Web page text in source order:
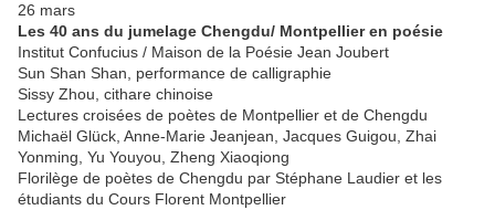
26 mars
Les 40 ans du jumelage Chengdu/ Montpellier en poésie
Institut Confucius / Maison de la Poésie Jean Joubert
Sun Shan Shan, performance de calligraphie
Sissy Zhou, cithare chinoise
Lectures croisées de poètes de Montpellier et de Chengdu
Michaël Glück, Anne-Marie Jeanjean, Jacques Guigou, Zhai
Yonming, Yu Youyou, Zheng Xiaoqiong
Florilège de poètes de Chengdu par Stéphane Laudier et les
étudiants du Cours Florent Montpellier